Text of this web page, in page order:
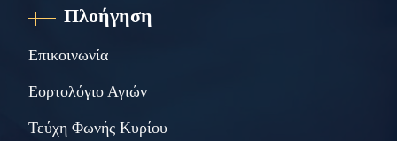
Πλοήγηση
Επικοινωνία
Εορτολόγιο Αγιών
Τεύχη Φωνής Κυρίου